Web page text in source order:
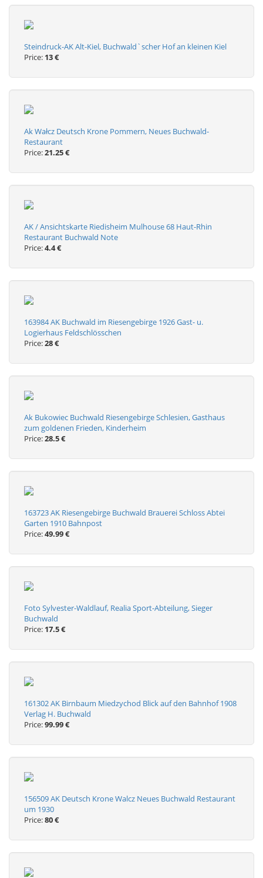
Steindruck-AK Alt-Kiel, Buchwald`scher Hof an kleinen Kiel
Price: 13 €
Ak Wałcz Deutsch Krone Pommern, Neues Buchwald-
Restaurant
Price:21.25 €
AK / Ansichtskarte Riedisheim Mulhouse 68 Haut-Rhin
Restaurant Buchwald Note
Price:4.4 €
163984 AK Buchwald im Riesengebirge 1926 Gast- u.
Logierhaus Feldschlösschen
Price:28 €
Ak Bukowiec Buchwald Riesengebirge Schlesien, Gasthaus
zum goldenen Frieden, Kinderheim
Price:28.5 €
163723 AK Riesengebirge Buchwald Brauerei Schloss Abtei
Garten 1910 Bahnpost
Price:49.99 €
Foto Sylvester-Waldlauf, Realia Sport-Abteilung, Sieger
Buchwald
Price: 17.5 €
161302 AK Birnbaum Miedzychod Blick auf den Bahnhof 1908
Verlag H. Buchwald
Price:99.99 €
156509 AK Deutsch Krone Walcz Neues Buchwald Restaurant
um 1930
Price:80 €